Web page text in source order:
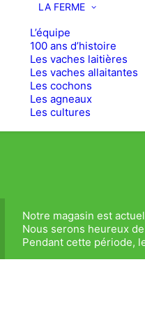
LA FERME
L’équipe
100 ans d’histoire
Les vaches laitières
Les vaches allaitantes
Les cochons
Les agneaux
Les cultures
Notre magasin est
Nous serons heureux
Pendant cette période,